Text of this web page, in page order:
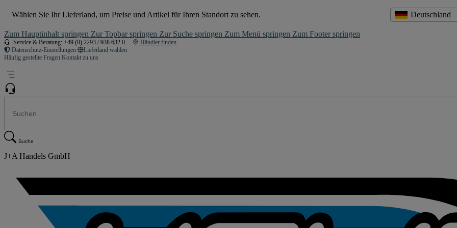
Wählen Sie Ihr Lieferland, um Preise und Artikel für Ihren Standort zu sehen. Deutschland
Zum Hauptinhalt springen Zur Topbar springen Zur Suche springen Zum Menü springen Zum Footer springen
Service & Beratung: +49 (0) 2293 / 938 632 0
Händler finden
Datenschutz-Einstellungen
Lieferland wählen
Häufig gestellte Fragen Kontakt zu uns
Suche
J+A Handels GmbH